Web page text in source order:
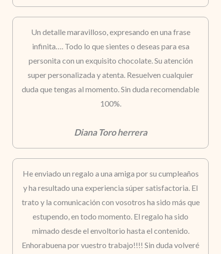
Un detalle maravilloso, expresando en una frase
infinita…. Todo lo que sientes o deseas para esa
personita con un exquisito chocolate. Su atención
super personalizada y atenta. Resuelven cualquier
duda que tengas al momento. Sin duda recomendable
100%.
Diana Toro herrera
He enviado un regalo a una amiga por su cumpleaños
y ha resultado una experiencia súper satisfactoria. El
trato y la comunicación con vosotros ha sido más que
estupendo, en todo momento. El regalo ha sido
mimado desde el envoltorio hasta el contenido.
Enhorabuena por vuestro trabajo!!!! Sin duda volveré